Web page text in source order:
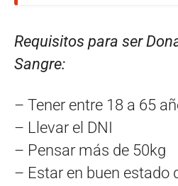
Requisitos para ser
Sangre:
– Tener entre 18 a 65
– Llevar el DNI
– Pensar más de 50kg
– Estar en buen estado